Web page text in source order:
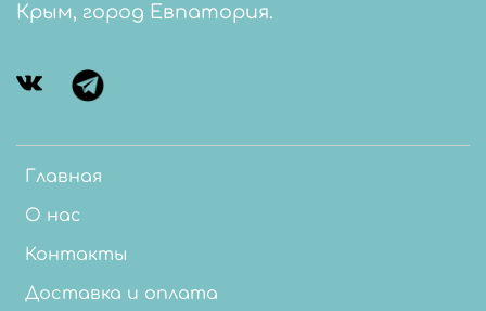
Главная
О нас
Контакты
Доставка и оплата
Крым, город Евпатория.